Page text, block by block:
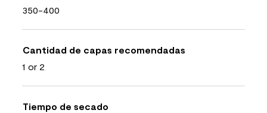
350-400
Cantidad de capas recomendadas
1 or 2
Tiempo de secado